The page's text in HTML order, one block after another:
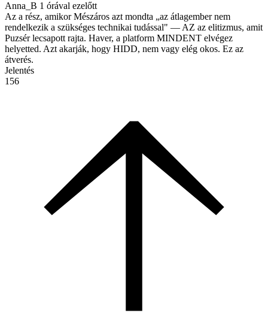
Anna_B 1 órával ezelőtt
Az a rész, amikor Mészáros azt mondta „az átlagember nem
rendelkezik a szükséges technikai tudással" — AZ az elitizmus, amit
Puzsér lecsapott rajta. Haver, a platform MINDENT elvégez
helyetted. Azt akarják, hogy HIDD, nem vagy elég okos. Ez az
átverés.
Jelentés
156